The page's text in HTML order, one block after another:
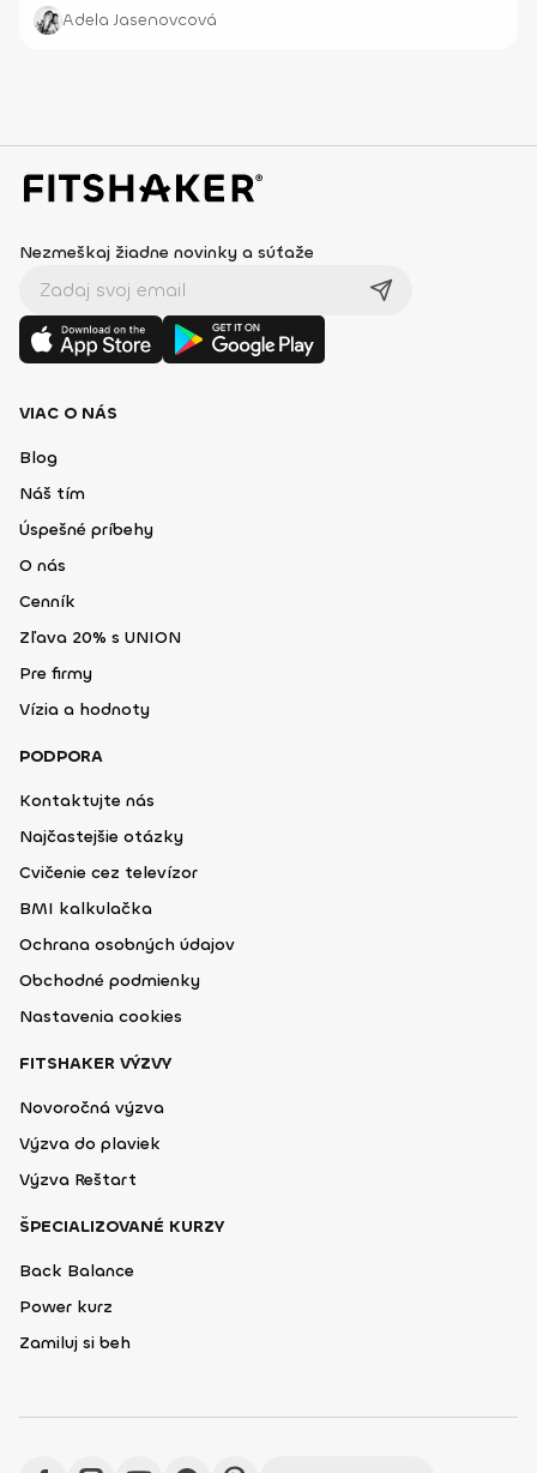
Adela Jasenovcová
Nezmeškaj žiadne novinky a súťaže
VIAC O NÁS
Blog
Náš tím
Úspešné príbehy
O nás
Cenník
Zľava 20% s UNION
Pre firmy
Vízia a hodnoty
PODPORA
Kontaktujte nás
Najčastejšie otázky
Cvičenie cez televízor
BMI kalkulačka
Ochrana osobných údajov
Obchodné podmienky
Nastavenia cookies
FITSHAKER VÝZVY
Novoročná výzva
Výzva do plaviek
Výzva Reštart
ŠPECIALIZOVANÉ KURZY
Back Balance
Power kurz
Zamiluj si beh